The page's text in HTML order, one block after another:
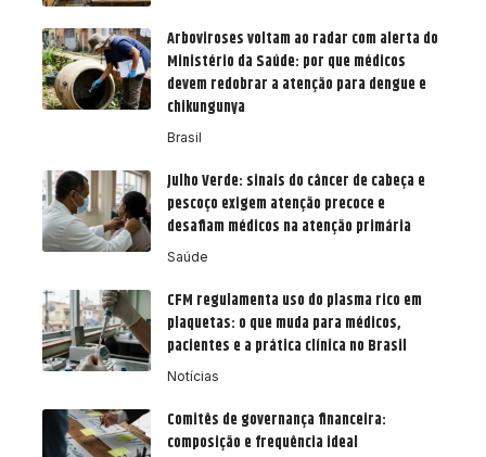
Arboviroses voltam ao radar com alerta do
Ministério da Saúde: por que médicos
devem redobrar a atenção para dengue e
chikungunya
Brasil
Julho Verde: sinais do câncer de cabeça e
pescoço exigem atenção precoce e
desafiam médicos na atenção primária
Saúde
CFM regulamenta uso do plasma rico em
plaquetas: o que muda para médicos,
pacientes e a prática clínica no Brasil
Notícias
Comitês de governança financeira:
composição e frequência ideal